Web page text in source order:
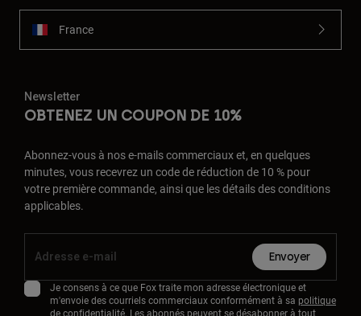
France
Newsletter
OBTENEZ UN COUPON DE 10%
Abonnez-vous à nos e-mails commerciaux et, en quelques
minutes, vous recevrez un code de réduction de 10 % pour
votre première commande, ainsi que les détails des conditions
applicables.
Envoyer
Je consens à ce que Fox traite mon adresse électronique et
m'envoie des courriels commerciaux conformément à sa politique
de confidentialité. Les abonnés peuvent se désabonner à tout